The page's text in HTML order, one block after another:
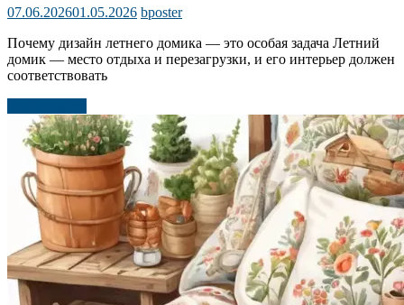
07.06.202601.05.2026 bposter
Почему дизайн летнего домика — это особая задача Летний
домик — место отдыха и перезагрузки, и его интерьер должен
соответствовать